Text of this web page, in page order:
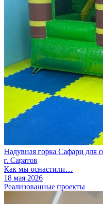
Надувная горка Сафари для
г. Саратов
Как мы оснастили…
18 мая 2026
Реализованные проекты